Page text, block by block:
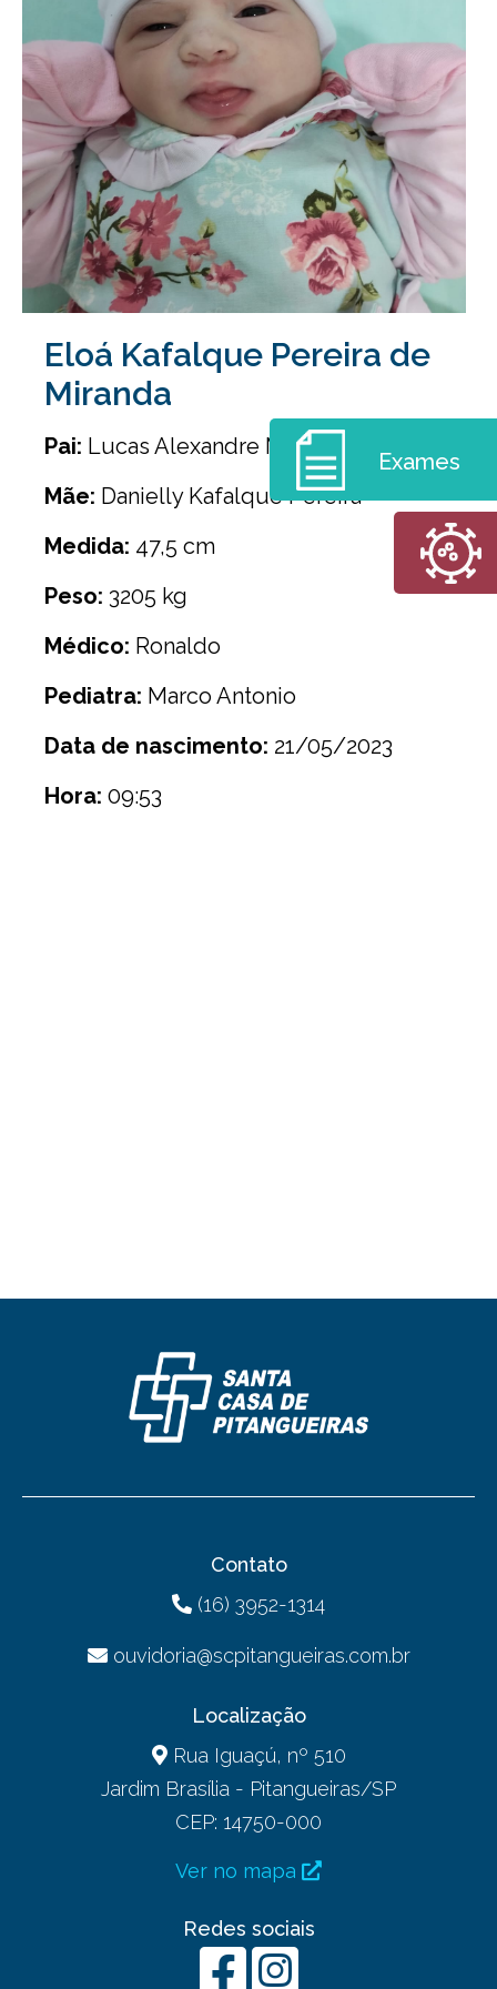
Eloá Kafalque Pereira de
Miranda
Pai: Lucas Alexandre Miranda
Mãe: Danielly Kafalque Pereira
Medida: 47,5 cm
Peso: 3205 kg
Médico: Ronaldo
Pediatra: Marco Antonio
Data de nascimento: 21/05/2023
Hora: 09:53
Contato
(16) 3952-1314
ouvidoria@scpitangueiras.com.br
Localização
Rua Iguaçú, nº 510
Jardim Brasília - Pitangueiras/SP
CEP: 14750-000
Ver no mapa
Redes sociais
Exames